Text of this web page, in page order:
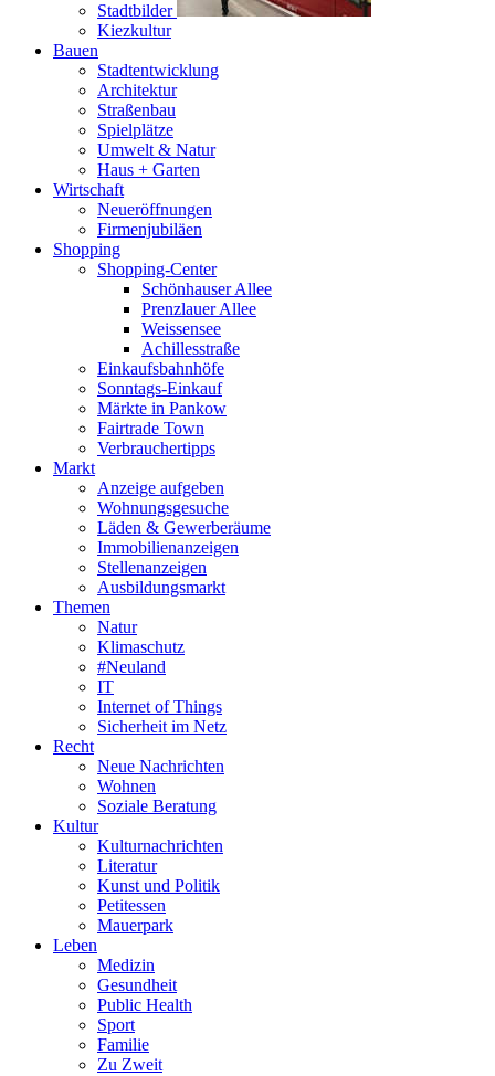
Stadtbilder
Kiezkultur
Bauen
Stadtentwicklung
Architektur
Straßenbau
Spielplätze
Umwelt & Natur
Haus + Garten
Wirtschaft
Neueröffnungen
Firmenjubiläen
Shopping
Shopping-Center
Schönhauser Allee
Prenzlauer Allee
Weissensee
Achillesstraße
Einkaufsbahnhöfe
Sonntags-Einkauf
Märkte in Pankow
Fairtrade Town
Verbrauchertipps
Markt
Anzeige aufgeben
Wohnungsgesuche
Läden & Gewerberäume
Immobilienanzeigen
Stellenanzeigen
Ausbildungsmarkt
Themen
Natur
Klimaschutz
#Neuland
IT
Internet of Things
Sicherheit im Netz
Recht
Neue Nachrichten
Wohnen
Soziale Beratung
Kultur
Kulturnachrichten
Literatur
Kunst und Politik
Petitessen
Mauerpark
Leben
Medizin
Gesundheit
Public Health
Sport
Familie
Zu Zweit